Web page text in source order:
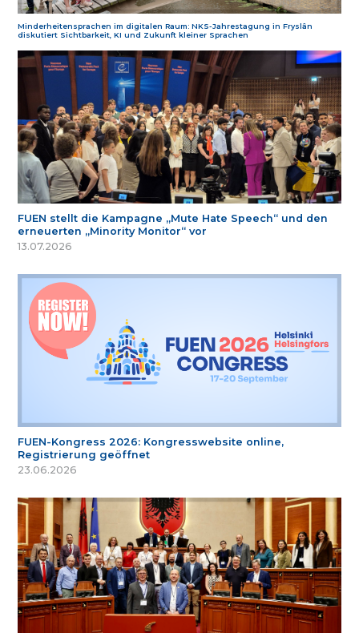
Minderheitensprachen im digitalen Raum: NKS-Jahrestagung in Fryslân
diskutiert Sichtbarkeit, KI und Zukunft kleiner Sprachen
FUEN stellt die Kampagne „Mute Hate Speech“ und den
erneuerten „Minority Monitor“ vor
13.07.2026
FUEN-Kongress 2026: Kongresswebsite online,
Registrierung geöffnet
23.06.2026